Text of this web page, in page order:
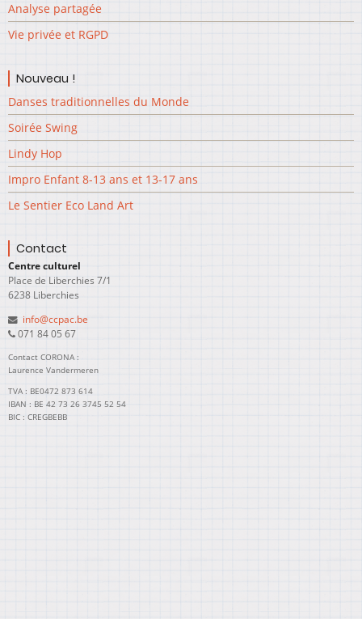
Analyse partagée
Vie privée et RGPD
Nouveau !
Danses traditionnelles du Monde
Soirée Swing
Lindy Hop
Impro Enfant 8-13 ans et 13-17 ans
Le Sentier Eco Land Art
Contact
Centre culturel
Place de Liberchies 7/1
6238 Liberchies
info@ccpac.be
071 84 05 67
Contact CORONA :
Laurence Vandermeren
TVA : BE0472 873 614
IBAN : BE 42 73 26 3745 52 54
BIC : CREGBEBB